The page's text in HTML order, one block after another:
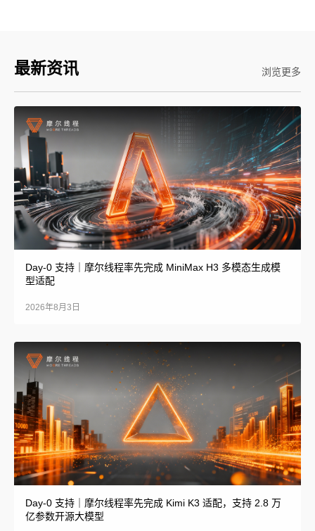
最新资讯 浏览更多
Day-0 支持｜摩尔线程率先完成 MiniMax H3 多模态生成模
型适配
2026年8月3日
Day-0 支持｜摩尔线程率先完成 Kimi K3 适配，支持 2.8 万
亿参数开源大模型